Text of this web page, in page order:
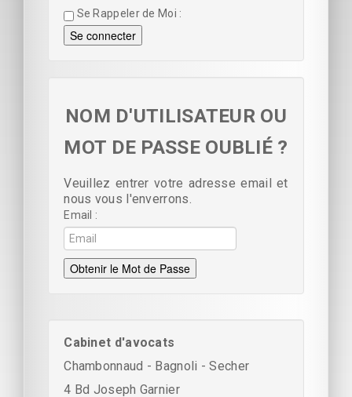
Se Rappeler de Moi
Se connecter
NOM D'UTILISATEUR OU
MOT DE PASSE OUBLIÉ ?
Veuillez entrer votre adresse email et
nous vous l'enverrons.
Email
Obtenir le Mot de Passe
Cabinet d'avocats
Chambonnaud - Bagnoli - Secher
4 Bd Joseph Garnier